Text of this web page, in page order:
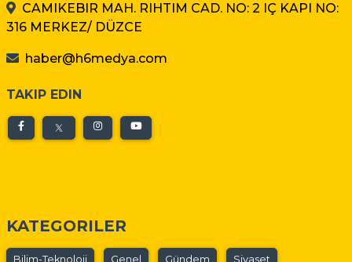
CAMIKEBIR MAH. RIHTIM CAD. NO: 2 IÇ KAPI NO:
316 MERKEZ/ DÜZCE
haber@h6medya.com
TAKIP EDIN
KATEGORILER
Bilim-Teknoloji Genel Gündem Siyaset